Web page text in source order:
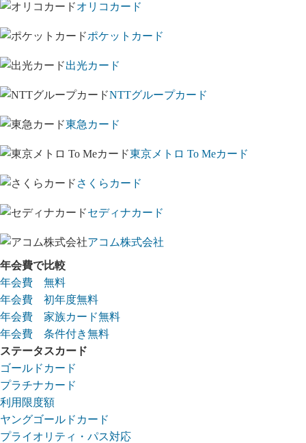
オリコカード
ポケットカード
出光カード
NTTグループカード
東急カード
東京メトロ To Meカード
さくらカード
セディナカード
アコム株式会社
年会費で比較
年会費 無料
年会費 初年度無料
年会費 家族カード無料
年会費 条件付き無料
ステータスカード
ゴールドカード
プラチナカード
利用限度額
ヤングゴールドカード
プライオリティ・パス対応